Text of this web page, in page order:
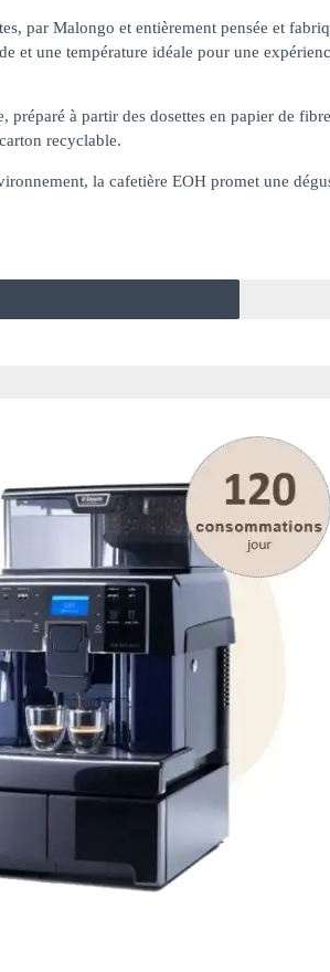
par Malongo et entièrement pensée et
et une température idéale pour une
préparé à partir des dosettes en papier de
recyclable.
la cafetière EOH promet une